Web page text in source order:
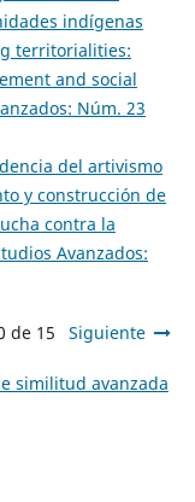
indígenas
territorialities:
and social
Núm. 23
del artivismo
y construcción de
contra la
Avanzados:
de 15 Siguiente
similitud avanzada